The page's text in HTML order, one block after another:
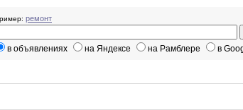
ремонт
в объявлениях
на Яндексе на Рамблере в